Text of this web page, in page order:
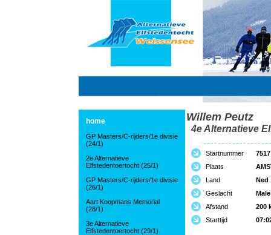
home
GP Masters/C-rijders/1e divisie
(24/1)
2e Alternatieve
Elfstedentoertocht (25/1)
GP Masters/C-rijders/1e divisie
(26/1)
Aart Koopmans Memorial
(28/1)
3e Alternatieve
Elfstedentoertocht (29/1)
Willem Peutz
4e Alternatieve
Startnummer
7517
Plaats
Land
Ned
Geslacht
Male
Afstand
200
Starttijd